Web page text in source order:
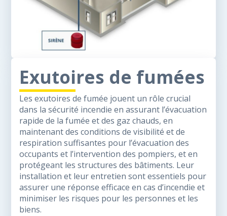
Exutoires de fumées
Les exutoires de fumée jouent un rôle crucial
dans la sécurité incendie en assurant l’évacuation
rapide de la fumée et des gaz chauds, en
maintenant des conditions de visibilité et de
respiration suffisantes pour l’évacuation des
occupants et l’intervention des pompiers, et en
protégeant les structures des bâtiments. Leur
installation et leur entretien sont essentiels pour
assurer une réponse efficace en cas d’incendie et
minimiser les risques pour les personnes et les
biens.